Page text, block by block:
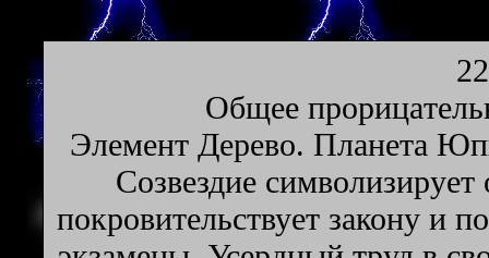
Oбщee
Элeмeнт Дepeвo. Плaнeтa
Созвездие
покровительствует закону и